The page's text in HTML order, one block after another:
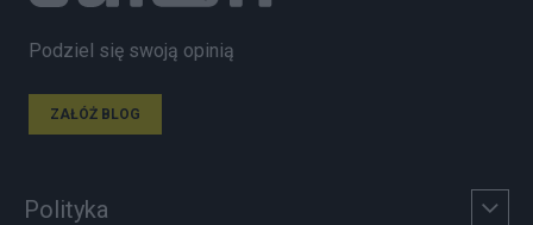
Podziel się swoją opinią
ZAŁÓŻ BLOG
Polityka